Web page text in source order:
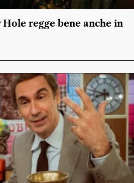
regge bene anche in